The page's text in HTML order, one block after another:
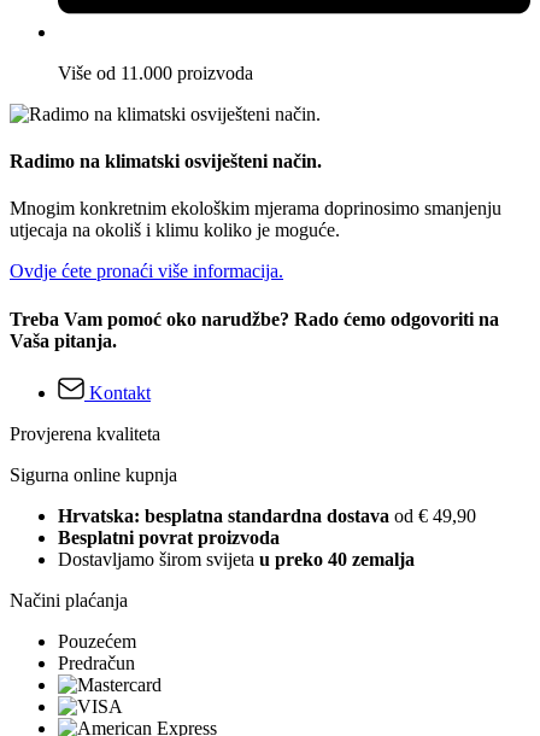
Više od 11.000 proizvoda
Radimo na klimatski osviješteni način.
Mnogim konkretnim ekološkim mjerama doprinosimo smanjenju
utjecaja na okoliš i klimu koliko je moguće.
Ovdje ćete pronaći više informacija.
Treba Vam pomoć oko narudžbe? Rado ćemo odgovoriti na
Vaša pitanja.
Kontakt
Provjerena kvaliteta
Sigurna online kupnja
Hrvatska: besplatna standardna dostava od € 49,90
Besplatni povrat proizvoda
Dostavljamo širom svijeta u preko 40 zemalja
Načini plaćanja
Pouzećem
Predračun